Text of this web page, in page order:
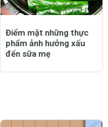
Điểm mặt những thực
phẩm ảnh hưởng xấu
đến sữa mẹ